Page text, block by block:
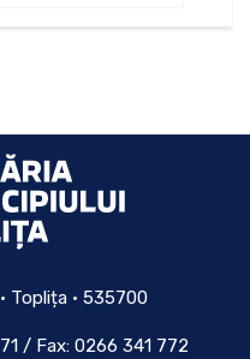
Toplița • 535700
/ Fax: 0266 341 772